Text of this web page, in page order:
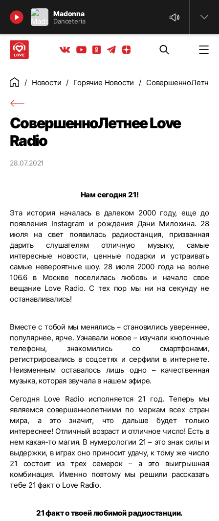
Madonna
Danceteria
Найти
Вконтакте
YoutubeОдноклассники
ТелеграмЯндекс дзен
ГлавнаяНовости Горячие Новости СовершенноЛетнее
СовершенноЛетнее Love
Radio
28.07.2021
Нам сегодня 21!
Эта история началась в далеком 2000 году, еще до
появления Instagram и рождения Дани Милохина. 28
июля на свет появилась радиостанция, призванная
дарить слушателям отличную музыку, самые
интересные новости, ценные подарки и устраивать
самые невероятные шоу. 28 июля 2000 года на волне
106.6 в Москве поселилась любовь и начало свое
вещание Love Radio. С тех пор мы ни на секунду не
останавливались!
Вместе с тобой мы менялись – становились увереннее,
популярнее, ярче. Узнавали новое – изучали кнопочные
телефоны, знакомились со смартфонами,
регистрировались в соцсетях и серфили в интернете.
Неизменным оставалось лишь одно – качественная
музыка, которая звучала в нашем эфире.
Сегодня Love Radio исполняется 21 год. Теперь мы
являемся совершеннолетними по меркам всех стран
мира, а это значит, что дальше будет только
интереснее! Отличный возраст и отличное число! Есть в
нем какая-то магия. В нумерологии 21 – это знак силы и
выдержки, в играх оно приносит удачу, к тому же число
21 состоит из трех семерок – а это выигрышная
комбинация. Именно поэтому мы решили рассказать
тебе 21 факт о Love Radio.
21 факт о твоей любимой радиостанции.